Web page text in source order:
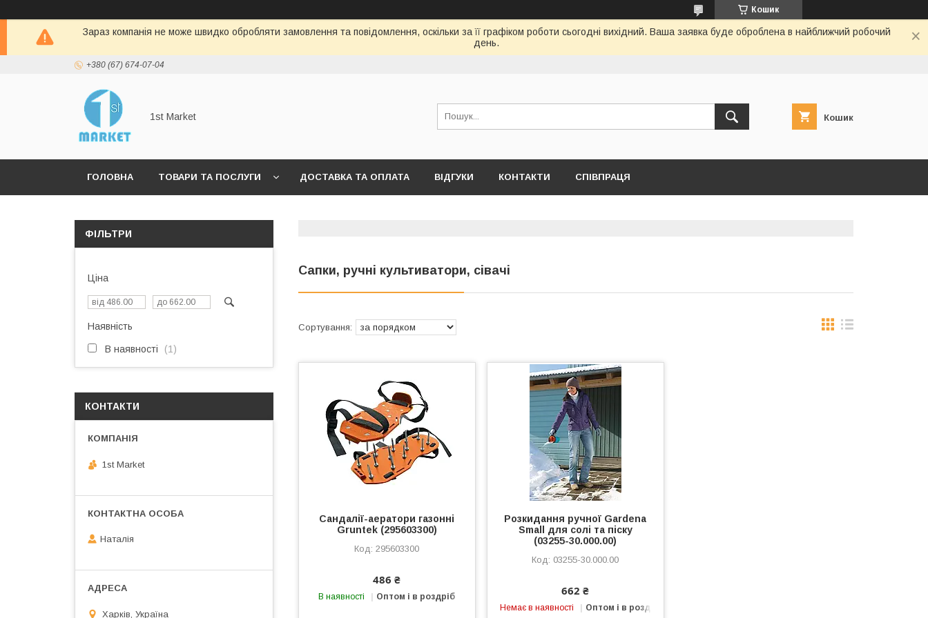
Кошик
Зараз компанія не може швидко обробляти замовлення та повідомлення, оскільки за її графіком роботи сьогодні вихідний. Ваша заявка буде оброблена в найближчий робочий
день.
+380 (67) 674-07-04
1st Market Кошик
ГОЛОВНА ТОВАРИ ТА ПОСЛУГИ ДОСТАВКА ТА ОПЛАТА ВІДГУКИ КОНТАКТИ СПІВПРАЦЯ
Сапки, ручні культиватори, сівачі
Сандалії-аератори газонні
Gruntek (295603300)
295603300
486 ₴
В наявності Оптом і в роздріб
Розкидання ручної Gardena
Small для солі та піску
(03255-30.000.00)
03255-30.000.00
662 ₴
Немає в наявності Оптом і в роздріб
ФІЛЬТРИ
Ціна
Наявність
В наявності 1
КОНТАКТИ
1st Market
Наталія
Харків, Україна